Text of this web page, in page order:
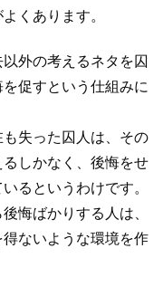
くあります。
外の考えるネタを囚
促すという仕組みに
失った囚人は、その
しかなく、後悔をせ
るというわけです。
悔ばかりする人は、
ないような環境を作